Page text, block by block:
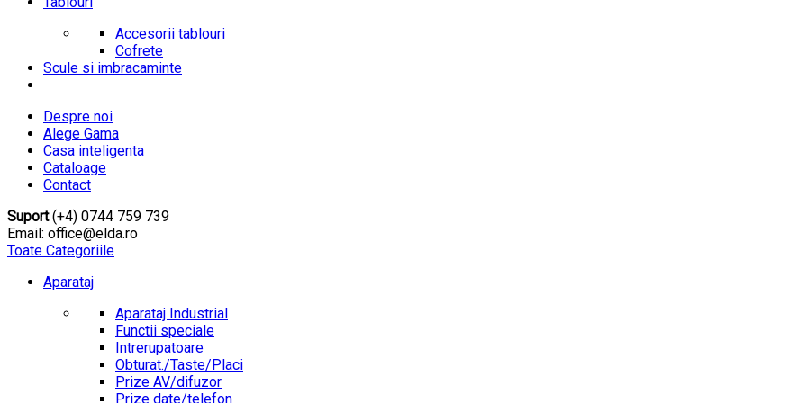
Accesorii tablouri
Cofrete
Scule si imbracaminte
Despre noi
Alege Gama
Casa inteligenta
Cataloage
Contact
Suport(+4) 0744 759 739
Email: office@elda.ro
Toate Categoriile
Aparataj
Aparataj Industrial
Functii speciale
Intrerupatoare
Obturat./Taste/Placi
Prize AV/difuzor
Prize date/telefon